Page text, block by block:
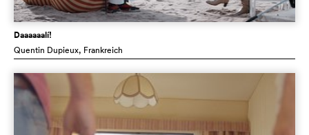
Daaaaaalí!
Quentin Dupieux, Frankreich